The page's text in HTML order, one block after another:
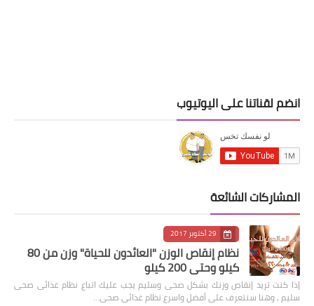
انضم لقناتنا على اليوتيوب
المشاركات الشائعة
29 أكتوبر 2017
نظام إنقاص الوزن "العائدون للحياة" وزن من 80
كيلو وحتى 200 كيلو
إذا كنت تريد إنقاص وزنك بشكل صحى وسليم يجب عليك اتباع نظام غذائى صحى
سليم , وهنا سنتعرف على أفضل واسرع نظام غذائى صحى…